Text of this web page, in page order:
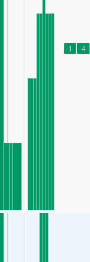
1 4